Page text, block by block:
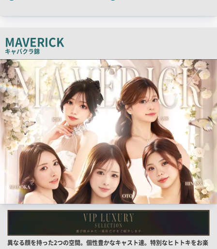
ッ
コ
ピ
ー
MAVERICK
キャバクラ錦
店
舗
PR
画
像
店
異なる顔を持った2つの空間。個性豊かなキャスト達。特別なヒトトキをお楽